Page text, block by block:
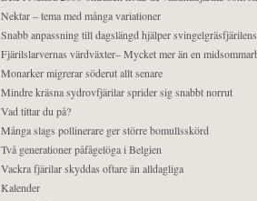
Nektar – tema med många variationer
Snabb anpassning till dagslängd hjälper
Fjärilslarvernas värdväxter– Mycket mer än en
Monarker migrerar söderut allt senare
Mindre kräsna sydrovfjärilar sprider sig snabbt norrut
Vad tittar du på?
Många slags pollinerare ger större bomullsskörd
Två generationer påfågelöga i Belgien
Vackra fjärilar skyddas oftare än alldagliga
Kalender